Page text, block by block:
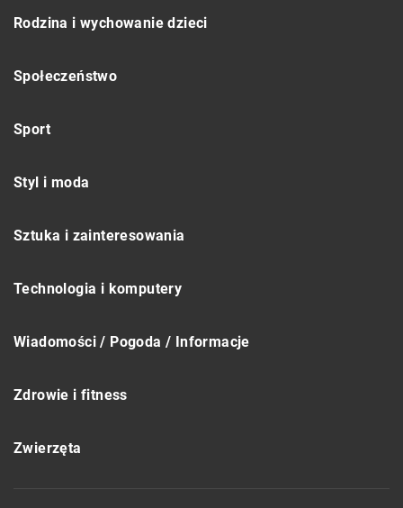
Rodzina i wychowanie dzieci
Społeczeństwo
Sport
Styl i moda
Sztuka i zainteresowania
Technologia i komputery
Wiadomości / Pogoda / Informacje
Zdrowie i fitness
Zwierzęta